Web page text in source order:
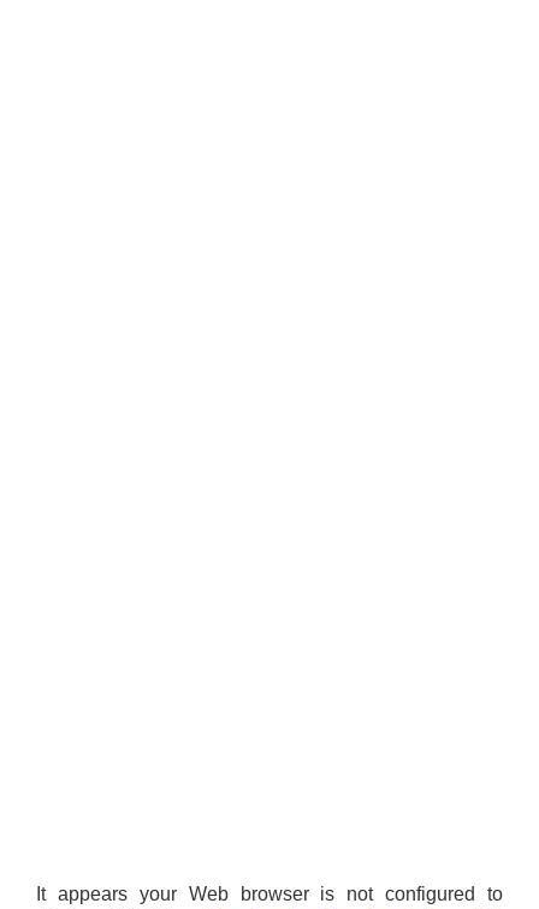
It appears your Web browser is not configured to